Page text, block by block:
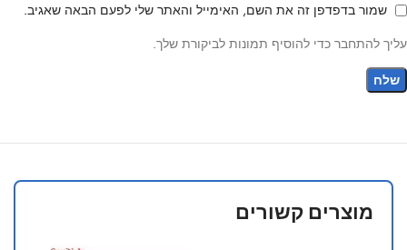
שמור בדפדפן זה את השם, האימייל והאתר שלי לפעם הבאה שאגיב.
עליך להתחבר כדי להוסיף תמונות לביקורת שלך.
מוצרים קשורים